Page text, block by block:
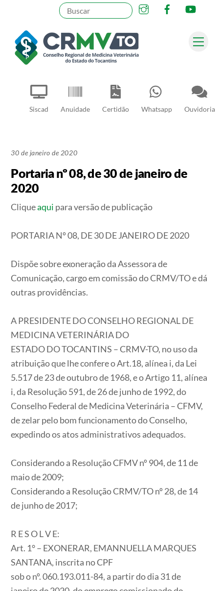
content
Siscad Anuidade Certidão Whatsapp Ouvidoria
InstagramFacebook
Pesquisar
30 de janeiro de 2020
Portaria nº 08, de 30 de janeiro de
2020
Cliqueaqui para versão de publicação
PORTARIA Nº 08, DE 30 DE JANEIRO DE 2020
Dispõe sobre exoneração da Assessora de
Comunicação, cargo em comissão do CRMV/TO e dá
outras providências.
A PRESIDENTE DO CONSELHO REGIONAL DE
MEDICINA VETERINÁRIA DO
ESTADO DO TOCANTINS – CRMV-TO, no uso da
atribuição que lhe confere o Art.18, alínea i, da Lei
5.517 de 23 de outubro de 1968, e o Artigo 11, alínea
i, da Resolução 591, de 26 de junho de 1992, do
Conselho Federal de Medicina Veterinária – CFMV,
de zelar pelo bom funcionamento do Conselho,
expedindo os atos administrativos adequados.
Considerando a Resolução CFMV nº 904, de 11 de
maio de 2009;
Considerando a Resolução CRMV/TO nº 28, de 14
de junho de 2017;
R E S O L V E:
Art. 1° – EXONERAR, EMANNUELLA MARQUES
SANTANA, inscrita no CPF
sob o nº. 060.193.011-84, a partir do dia 31 de